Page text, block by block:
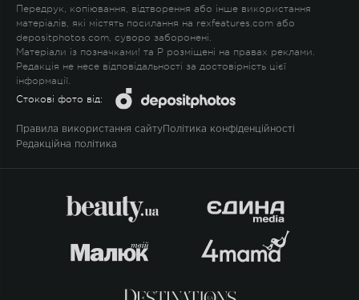
Передрук, копіювання, відтворення або інше використання
матеріалів, які містять посилання на rexfeatures.com або
depositphotos.com, суворо заборонені.
Матеріали із позначками! та P розміщені на правах реклами.
Редакція не несе відповідальності за достовірність цієї
інформації.
Стокові фото від:
Правила використання сайту Політика конфіденційності
Редакційна політика